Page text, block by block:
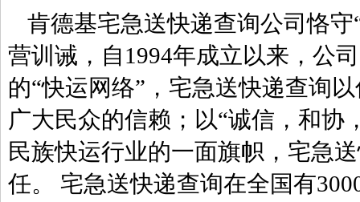
肯德基宅急送快递查询公司恪
营训诫，自1994年成立以来，公
的“快运网络”，宅急送快递查询
广大民众的信赖；以“诚信，和协
民族快运行业的一面旗帜，宅急
任。 宅急送快递查询在全国有